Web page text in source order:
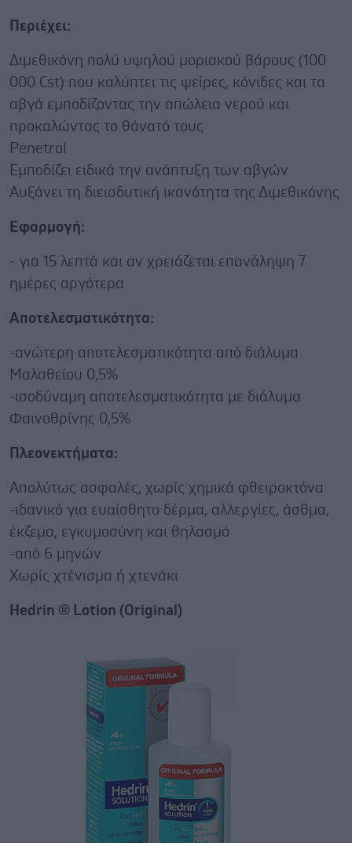
Περιέχει:
Διμεθικόνη πολύ υψηλού μοριακού βάρους (100
000 Cst) που καλύπτει τις ψείρες, κόνιδες και τα
αβγά εμποδίζοντας την απώλεια νερού και
προκαλώντας το θάνατό τους
Penetrol
Εμποδίζει ειδικά την ανάπτυξη των αβγών
Αυξάνει τη διεισδυτική ικανότητα της Διμεθικόνης
Εφαρμογή:
- για 15 λεπτά και αν χρειάζεται επανάληψη 7
ημέρες αργότερα
Αποτελεσματικότητα:
-ανώτερη αποτελεσματικότητα από διάλυμα
Μαλαθείου 0,5%
-ισοδύναμη αποτελεσματικότητα με διάλυμα
Φαινοθρίνης 0,5%
Πλεονεκτήματα:
Απολύτως ασφαλές, χωρίς χημικά φθειροκτόνα
-ιδανικό για ευαίσθητο δέρμα, αλλεργίες, άσθμα,
έκζεμα, εγκυμοσύνη και θηλασμό
-από 6 μηνών
Χωρίς χτένισμα ή χτενάκι
Hedrin ® Lotion (Original)